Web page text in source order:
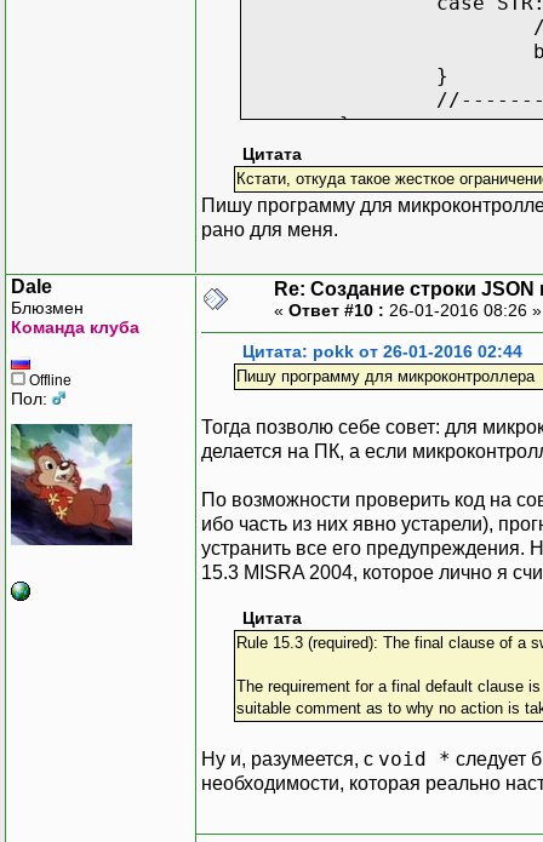
}
}
return index;
}
Цитата
Кстати, откуда такое жесткое
Пишу программу для
рано для меня.
Dale
Блюзмен
Команда клуба
Offline
Пол:
Re: Создание строки JSON
« Ответ #10 : 26-01-2016 08:26
Цитата: pokk от 26-01-2016 02:44
Пишу программу для микроконтроллера
Тогда позволю себе совет: для
делается на ПК, а если
По возможности проверить код на
ибо часть из них явно устарели),
устранить все его
15.3 MISRA 2004, которое лично я
Цитата
Rule 15.3 (required): The final clause of a
The requirement for a final default clause
suitable comment as to why no action is
Ну и, разумеется, с void * следует
необходимости, которая реально